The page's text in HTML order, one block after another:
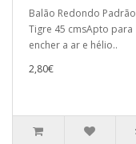
Balão Redondo Padrão
Tigre 45 cmsApto para
encher a ar e hélio..
2,80€